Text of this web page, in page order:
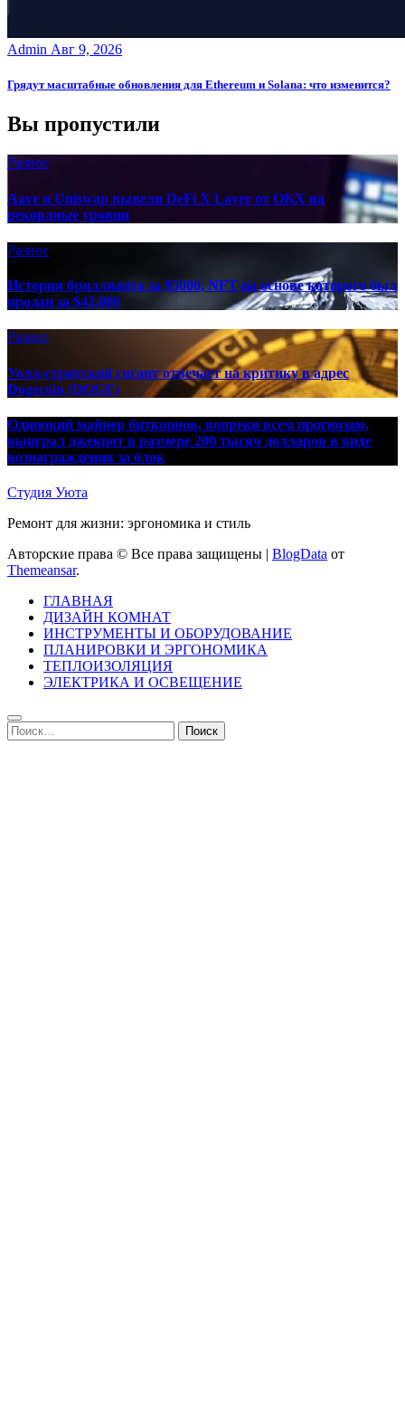
Admin Авг 9, 2026
Грядут масштабные обновления для Ethereum и Solana: что изменится?
Вы пропустили
Разное
Aave и Uniswap вывели DeFi X Layer от OKX на
рекордные уровни
Разное
История бриллианта за $5000, NFT на основе которого был
продан за $43,000
Разное
Уолл-стритский гигант отвечает на критику в адрес
Dogecoin (DOGE)
Одинокий майнер биткоинов, вопреки всем прогнозам,
выиграл джекпот в размере 200 тысяч долларов в виде
вознаграждения за блок
Студия Уюта
Ремонт для жизни: эргономика и стиль
Авторские права © Все права защищены | BlogData от
Themeansar.
ГЛАВНАЯ
ДИЗАЙН КОМНАТ
ИНСТРУМЕНТЫ И ОБОРУДОВАНИЕ
ПЛАНИРОВКИ И ЭРГОНОМИКА
ТЕПЛОИЗОЛЯЦИЯ
ЭЛЕКТРИКА И ОСВЕЩЕНИЕ
Найти: